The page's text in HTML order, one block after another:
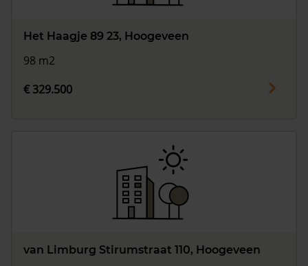
Het Haagje 89 23, Hoogeveen
98 m2
€ 329.500
van Limburg Stirumstraat 110, Hoogeveen